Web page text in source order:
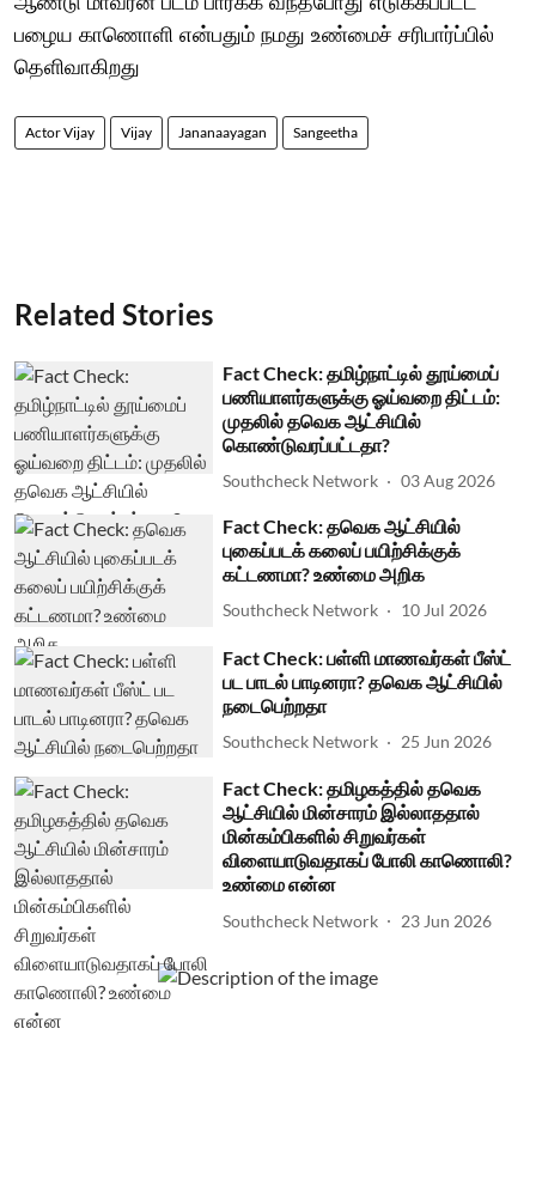
பழைய காணொளி என்பதும் நமது உண்மைச் சரிபார்ப்பில்
தெளிவாகிறது
Actor Vijay Vijay Jananaayagan Sangeetha
Related Stories
Fact Check: தமிழ்நாட்டில் தூய்மைப்
பணியாளர்களுக்கு ஓய்வறை திட்டம்:
முதலில் தவெக ஆட்சியில்
கொண்டுவரப்பட்டதா?
Southcheck Network 03 Aug 2026
Fact Check: தவெக ஆட்சியில்
புகைப்படக் கலைப் பயிற்சிக்குக்
கட்டணமா? உண்மை அறிக
Southcheck Network 10 Jul 2026
Fact Check: பள்ளி மாணவர்கள் பீஸ்ட்
பட பாடல் பாடினரா? தவெக ஆட்சியில்
நடைபெற்றதா
Southcheck Network 25 Jun 2026
Fact Check: தமிழகத்தில் தவெக
ஆட்சியில் மின்சாரம் இல்லாததால்
மின்கம்பிகளில் சிறுவர்கள்
விளையாடுவதாகப் போலி காணொலி?
உண்மை என்ன
Southcheck Network 23 Jun 2026